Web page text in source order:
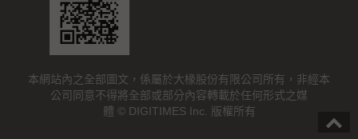
本網站內之全部圖文，係屬於大椽股份有限公司所有，非經本
公司同意不得將全部或部分內容轉載於任何形式之媒
體 © DIGITIMES Inc. 版權所有